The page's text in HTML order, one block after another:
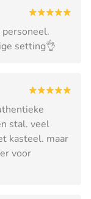
setting👌
stal. veel
kasteel. maar
voor